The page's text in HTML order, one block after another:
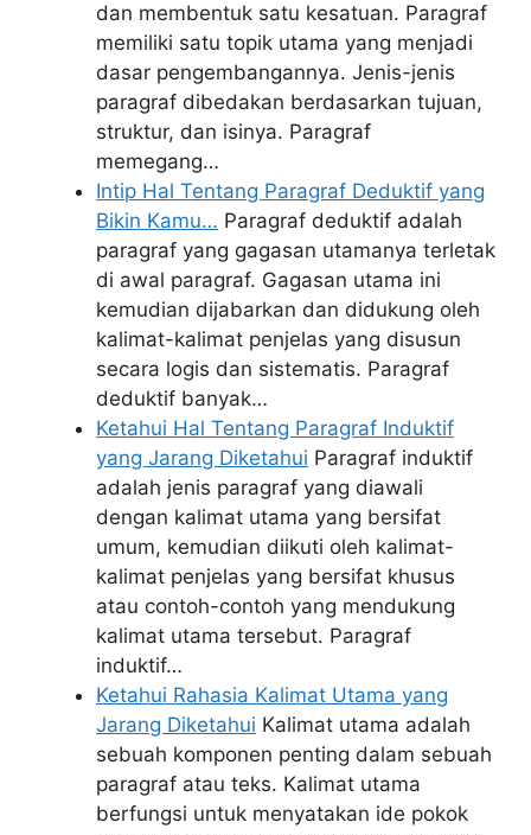
dan membentuk satu kesatuan. Paragraf
memiliki satu topik utama yang menjadi
dasar pengembangannya. Jenis-jenis
paragraf dibedakan berdasarkan tujuan,
struktur, dan isinya. Paragraf
memegang…
Intip Hal Tentang Paragraf Deduktif yang
Bikin Kamu… Paragraf deduktif adalah
paragraf yang gagasan utamanya terletak
di awal paragraf. Gagasan utama ini
kemudian dijabarkan dan didukung oleh
kalimat-kalimat penjelas yang disusun
secara logis dan sistematis. Paragraf
deduktif banyak…
Ketahui Hal Tentang Paragraf Induktif
yang Jarang Diketahui Paragraf induktif
adalah jenis paragraf yang diawali
dengan kalimat utama yang bersifat
umum, kemudian diikuti oleh kalimat-
kalimat penjelas yang bersifat khusus
atau contoh-contoh yang mendukung
kalimat utama tersebut. Paragraf
induktif…
Ketahui Rahasia Kalimat Utama yang
Jarang Diketahui Kalimat utama adalah
sebuah komponen penting dalam sebuah
paragraf atau teks. Kalimat utama
berfungsi untuk menyatakan ide pokok